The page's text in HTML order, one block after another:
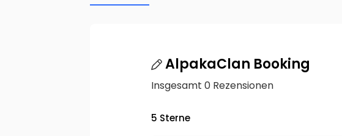
AlpakaClan Booking
Insgesamt 0 Rezensionen
5 Sterne